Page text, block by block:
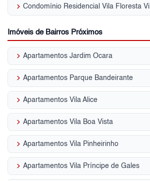
keyboard_arrow_right Condomínio Residencial Vila Floresta
Imóveis de Bairros Próximos
keyboard_arrow_right Apartamentos Jardim Ocara
keyboard_arrow_right Apartamentos Parque Bandeirante
keyboard_arrow_right Apartamentos Vila Alice
keyboard_arrow_right Apartamentos Vila Boa Vista
keyboard_arrow_right Apartamentos Vila Pinheirinho
keyboard_arrow_right Apartamentos Vila Príncipe de Gales